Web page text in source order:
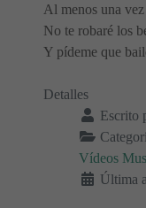
Al menos una vez
No te robaré los
Y pídeme que
Detalles
Escrito
Vídeos
Última